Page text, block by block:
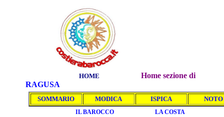
HOME
Home sezione di
RAGUSA
SOMMARIO MODICA ISPICA NOTO
IL BAROCCO LA COSTA